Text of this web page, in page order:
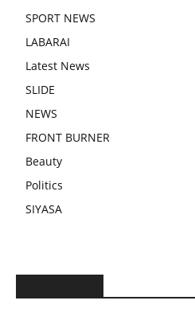
SPORT NEWS
LABARAI
Latest News
SLIDE
NEWS
FRONT BURNER
Beauty
Politics
SIYASA